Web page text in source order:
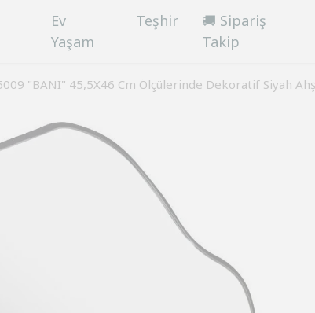
Ev
Yaşam
Teşhir
🚚 Sipariş
Takip
"BANI" 45,5X46 Cm Ölçülerinde Dekoratif Siyah